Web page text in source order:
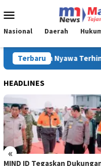
ke
Mobile
Nasional Daerah
Terbaru
MIND ID Tegaskan
HEADLINES
«
MIND ID Tegaskan